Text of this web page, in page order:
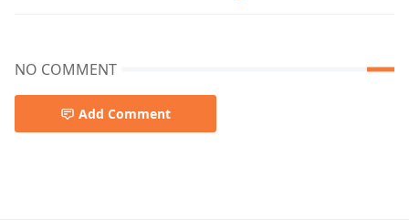
NO COMMENT
Add Comment